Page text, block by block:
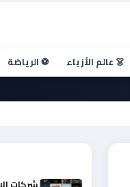
👗 عالم الأزياء ⚽ الرياضة